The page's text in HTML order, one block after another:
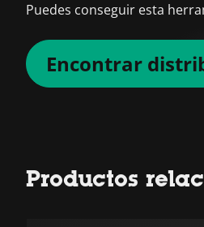
Puedes conseguir esta
Encontrar
Productos